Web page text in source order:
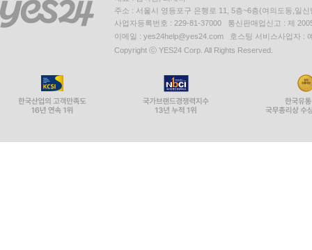
주소 : 서울시 영등포구 은행로 11, 5층~6층(여의도동,일신
사업자등록번호 : 229-81-37000 통신판매업신고 : 제
이메일 : yes24help@yes24.com 호스팅 서비스사업자 :
Copyright ⓒ YES24 Corp. All Rights Reserved.